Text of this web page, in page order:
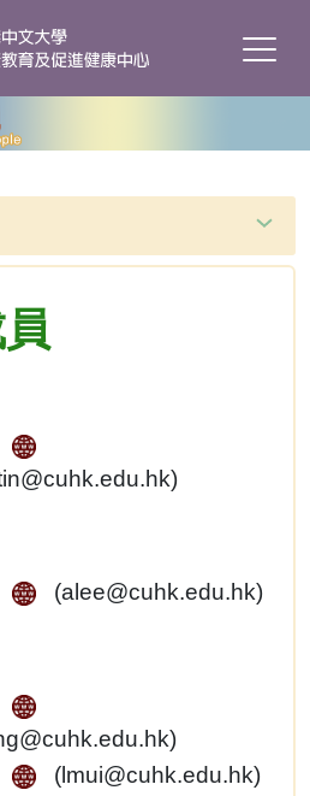
)
(alee@cuhk.edu.hk)
)
(lmui@cuhk.edu.hk)